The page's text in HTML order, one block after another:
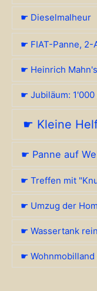
☛ Dieselmalheur
☛ FIAT-Panne, 2-
☛ Heinrich
☛ Jubiläum:
☛ Kleine
☛ Panne auf
☛ Treffen mit
☛ Umzug der
☛ Wassertank
☛ Wohnmobilland